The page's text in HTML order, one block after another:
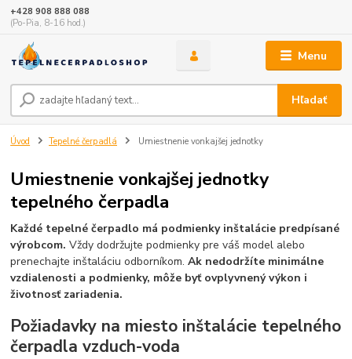
Menu
Hľadať
+428 908 888 088
(Po-Pia, 8-16 hod.)
Úvod Tepelné čerpadlá Umiestnenie vonkajšej jednotky
Umiestnenie vonkajšej jednotky
tepelného čerpadla
Každé tepelné čerpadlo má podmienky inštalácie predpísané
výrobcom. Vždy dodržujte podmienky pre váš model alebo
prenechajte inštaláciu odborníkom.Ak nedodržíte minimálne
vzdialenosti a podmienky, môže byť ovplyvnený výkon i
životnosť zariadenia.
Požiadavky na miesto inštalácie tepelného
čerpadla vzduch-voda